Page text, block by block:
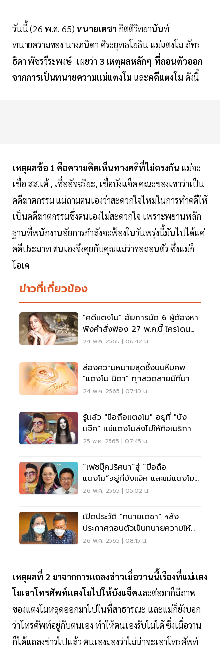
วันนี้ (26 พ.ค. 65) ทนายเดชา กิตติวิทยานันท์
ทนายความของ นางภนิดา ศิระยุทธโยธิน แม่แตงโม ภัทร
ธิดา พัชรวีระพงษ์ เผยว่า 3 เหตุผลหลักๆ ที่ถอนตัวออก
จากการเป็นทนายความแม่แตงโม และคดีแตงโม ดังนี้
เหตุผลข้อ 1 คือความคิดเห็นทางคดีที่ไม่ตรงกัน แม่จะ
เชื่อ สส.เต้ , เชื่ออัจฉริยะ, เชื่อบังแจ็ค คณะของเขาว่าเป็น
คดีฆาตกรรม แม่ถามตนเองว่าสะดวกใจไหมในการทำคดีให้
เป็นคดีฆาตกรรมซึ่งตนเองไม่สะดวกใจ เพราะพยานหลัก
ฐานที่พนักงานอัยการกำลังจะฟ้องในวันพรุ่งนี้มันไปได้แค่
คดีประมาท ตนเองจึงคุยกับคุณแม่ว่าขอถอนตัว ซึ่งแม่ก็
โอเค
ข่าวที่เกี่ยวข้อง
"คดีแตงโม" อัยการนัด 6 ผู้ต้องหา
ฟังคำสั่งฟ้อง 27 พ.ค.นี้ ใครโดน
ข้อหาอะไร ?
24 พ.ค. 2565 | 06:42 น.
ส่องความหมายสุดซึ้งบนหีบศพ
"แตงโม นิดา" ทุกลวดลายมีที่มา
24 พ.ค. 2565 | 07:10 น.
รู้เเล้ว "มือถือแตงโม" อยู่ที่ "บัง
เเจ๊ค" เเม่แตงโมส่งไปให้ที่อเมริกา
25 พ.ค. 2565 | 07:45 น.
“เฟซบุ๊คปริศนา”สู่ “มือถือ
แตงโม”อยู่ที่บังแจ๊ค และแม่แตงโม
เปลี่ยนทนาย
26 พ.ค. 2565 | 05:02 น.
เปิดประวัติ "ทนายเดชา" หลัง
ประกาศถอนตัวเป็นทนายความให้
"แม่แตงโม"
26 พ.ค. 2565 | 08:15 น.
เหตุผลที่ 2 มาจากการแถลงข่าวเมื่อวานนี้เรื่องที่แม่แตง
โมเอาโทรศัพท์แตงโมไปให้บังแจ็คและต่อมาก็มีภาพ
ของแตงโมหลุดออกมาไปในที่สาธารณะ และแม่ก็ยังบอก
ว่าโทรศัพท์อยู่กับตนเอง ทำให้ตนเองรับไม่ได้ ซึ่งเมื่อวาน
ก็ได้แถลงข่าวไปแล้ว ตนเองมองว่าไม่น่าจะเอาโทรศัพท์